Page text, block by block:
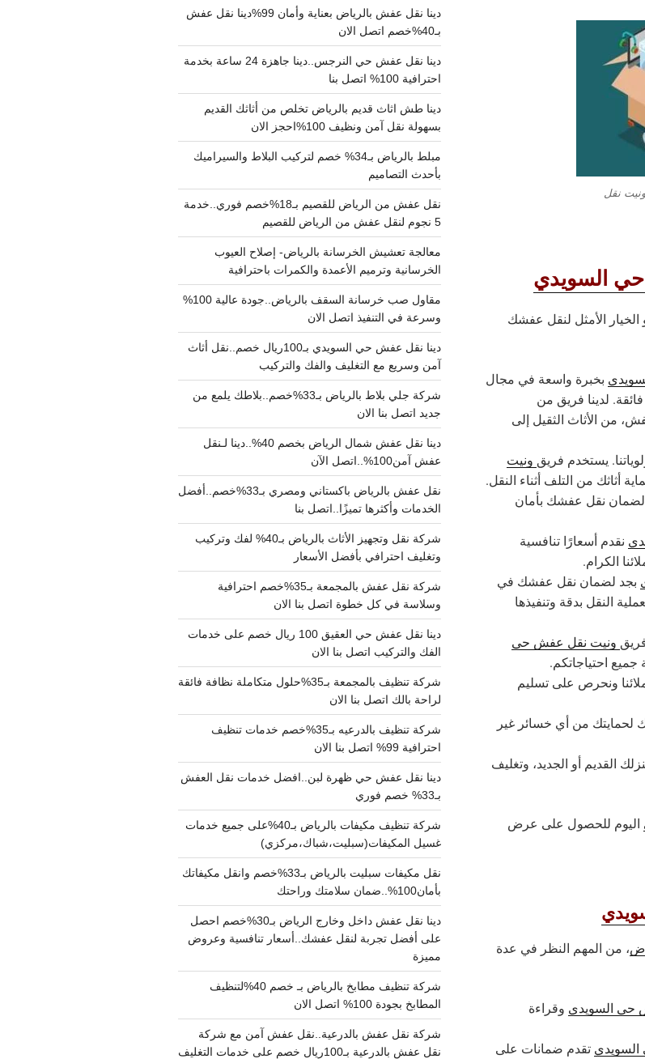
نقل
السويدي
الخيار الأمثل لنقل عفشك
بخبرة واسعة في مجال
لدينا فريق من
من الأثاث الثقيل إلى
يستخدم فريق ونيت
أثاثك من التلف أثناء النقل.
لضمان نقل عفشك بأمان
نقدم أسعارًا تنافسية
الكرام.
بجد لضمان نقل عفشك في
النقل بدقة وتنفيذها
ونيت نقل عفش حي
جميع احتياجاتكم.
ونحرص على تسليم
لحمايتك من أي خسائر غير
القديم أو الجديد، وتغليف
اليوم للحصول على عرض
، من المهم النظر في عدة
حي السويدي وقراءة
تقدم ضمانات على
دينا نقل عفش بالرياض بعناية وأمان 99%دينا نقل عفش
بـ40%خصم اتصل الان
دينا نقل عفش حي النرجس..دينا جاهزة 24 ساعة بخدمة
احترافية 100% اتصل بنا
دينا طش اثاث قديم بالرياض تخلص من أثاثك القديم
بسهولة نقل آمن ونظيف 100%احجز الان
مبلط بالرياض بـ34% خصم لتركيب البلاط والسيراميك
بأحدث التصاميم
نقل عفش من الرياض للقصيم بـ18%خصم فوري..خدمة
5 نجوم لنقل عفش من الرياض للقصيم
معالجة تعشيش الخرسانة بالرياض- إصلاح العيوب
الخرسانية وترميم الأعمدة والكمرات باحترافية
مقاول صب خرسانة السقف بالرياض..جودة عالية 100%
وسرعة في التنفيذ اتصل الان
دينا نقل عفش حي السويدي بـ100ريال خصم..نقل أثاث
آمن وسريع مع التغليف والفك والتركيب
شركة جلي بلاط بالرياض بـ33%خصم..بلاطك يلمع من
جديد اتصل بنا الان
دينا نقل عفش شمال الرياض بخصم 40%..دينا لـنقل
عفش آمن100%..اتصل الآن
نقل عفش بالرياض باكستاني ومصري بـ33%خصم..أفضل
الخدمات وأكثرها تميزًا..اتصل بنا
شركة نقل وتجهيز الأثاث بالرياض بـ40% لفك وتركيب
وتغليف احترافي بأفضل الأسعار
شركة نقل عفش بالمجمعة بـ35%خصم احترافية
وسلاسة في كل خطوة اتصل بنا الان
دينا نقل عفش حي العقيق 100 ريال خصم على خدمات
الفك والتركيب اتصل بنا الان
شركة تنظيف بالمجمعة بـ35%حلول متكاملة نظافة فائقة
لراحة بالك اتصل بنا الان
شركة تنظيف بالدرعيه بـ35%خصم خدمات تنظيف
احترافية 99% اتصل بنا الان
دينا نقل عفش حي ظهرة لبن..افضل خدمات نقل العفش
بـ33% خصم فوري
شركة تنظيف مكيفات بالرياض بـ40%على جميع خدمات
غسيل المكيفات(سبليت،شباك،مركزي)
نقل مكيفات سبليت بالرياض بـ33%خصم وانقل مكيفاتك
بأمان100%..ضمان سلامتك وراحتك
دينا نقل عفش داخل وخارج الرياض بـ30%خصم احصل
على أفضل تجربة لنقل عفشك..أسعار تنافسية وعروض
مميزة
شركة تنظيف مطابخ بالرياض بـ خصم 40%لتنظيف
المطابخ بجودة 100% اتصل الان
شركة نقل عفش بالدرعية..نقل عفش آمن مع شركة
نقل عفش بالدرعية بـ100ريال خصم على خدمات التغليف